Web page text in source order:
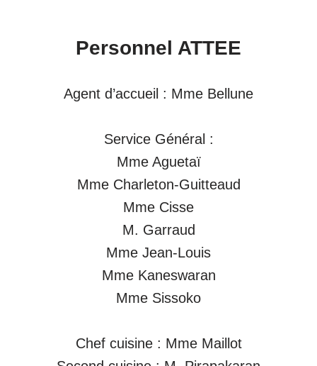
Personnel ATTEE
Agent d’accueil : Mme Bellune
Service Général :
Mme Aguetaï
Mme Charleton-Guitteaud
Mme Cisse
M. Garraud
Mme Jean-Louis
Mme Kaneswaran
Mme Sissoko
Chef cuisine : Mme Maillot